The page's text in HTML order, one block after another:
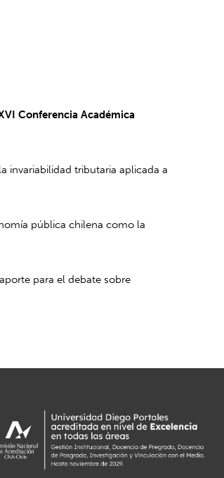
Conferencia Académica
invariabilidad tributaria aplicada a
pública chilena como la
para el debate sobre